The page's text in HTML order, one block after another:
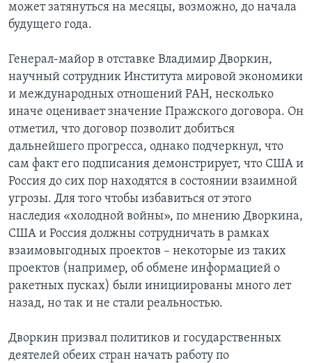
может затянуться на месяцы, возможно, до начала
будущего года.
Генерал-майор в отставке Владимир Дворкин,
научный сотрудник Института мировой экономики
и международных отношений РАН, несколько
иначе оценивает значение Пражского договора. Он
отметил, что договор позволит добиться
дальнейшего прогресса, однако подчеркнул, что
сам факт его подписания демонстрирует, что США и
Россия до сих пор находятся в состоянии взаимной
угрозы. Для того чтобы избавиться от этого
наследия «холодной войны», по мнению Дворкина,
США и Россия должны сотрудничать в рамках
взаимовыгодных проектов – некоторые из таких
проектов (например, об обмене информацией о
ракетных пусках) были инициированы много лет
назад, но так и не стали реальностью.
Дворкин призвал политиков и государственных
деятелей обеих стран начать работу по